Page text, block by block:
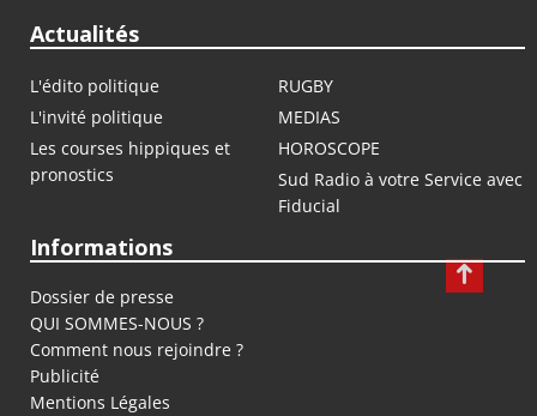
Actualités
L'édito politique
RUGBY
L'invité politique
MEDIAS
Les courses hippiques et
pronostics
HOROSCOPE
Sud Radio à votre Service avec
Fiducial
Informations
Dossier de presse
QUI SOMMES-NOUS ?
Comment nous rejoindre ?
Publicité
Mentions Légales